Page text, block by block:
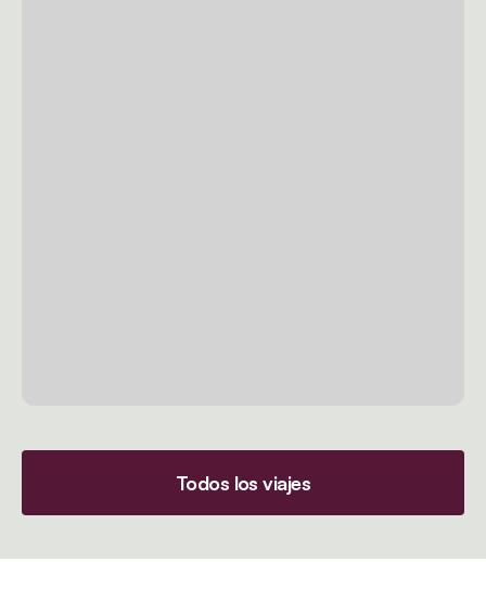
Todos los viajes